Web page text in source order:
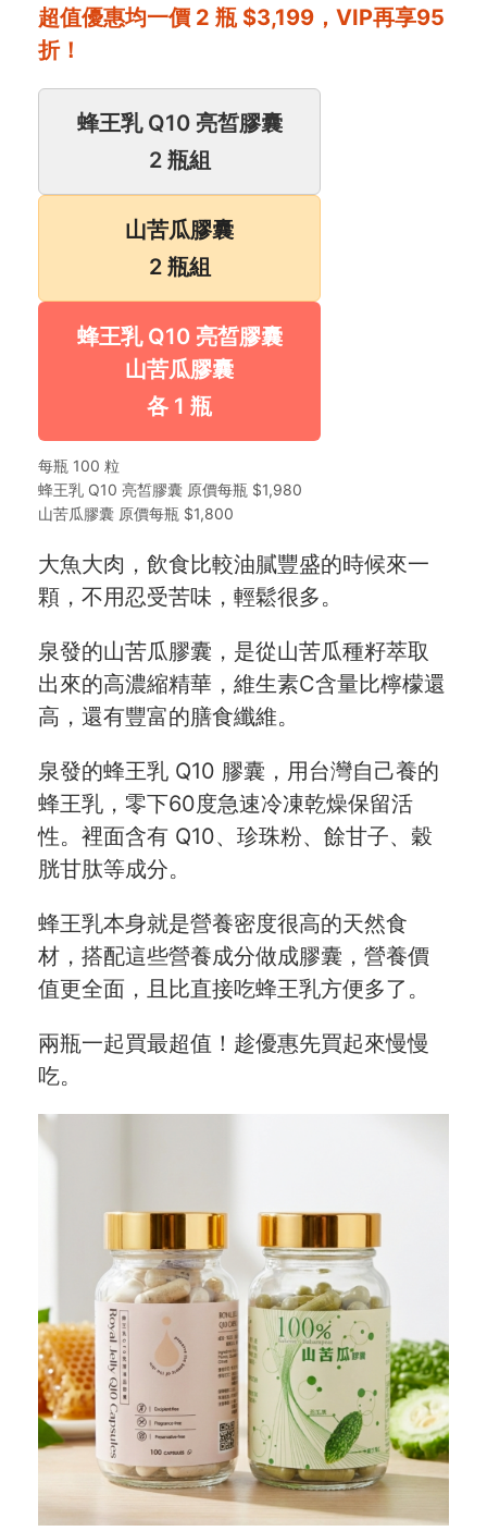
超值優惠均一價 2 瓶 $3,199，VIP再享95
折！
蜂王乳 Q10 亮皙膠囊
2 瓶組
山苦瓜膠囊
2 瓶組
蜂王乳 Q10 亮皙膠囊
山苦瓜膠囊
各 1 瓶
每瓶 100 粒
蜂王乳 Q10 亮皙膠囊 原價每瓶 $1,980
山苦瓜膠囊 原價每瓶 $1,800
大魚大肉，飲食比較油膩豐盛的時候來一
顆，不用忍受苦味，輕鬆很多。
泉發的山苦瓜膠囊，是從山苦瓜種籽萃取
出來的高濃縮精華，維生素C含量比檸檬還
高，還有豐富的膳食纖維。
泉發的蜂王乳 Q10 膠囊，用台灣自己養的
蜂王乳，零下60度急速冷凍乾燥保留活
性。裡面含有 Q10、珍珠粉、餘甘子、穀
胱甘肽等成分。
蜂王乳本身就是營養密度很高的天然食
材，搭配這些營養成分做成膠囊，營養價
值更全面，且比直接吃蜂王乳方便多了。
兩瓶一起買最超值！趁優惠先買起來慢慢
吃。